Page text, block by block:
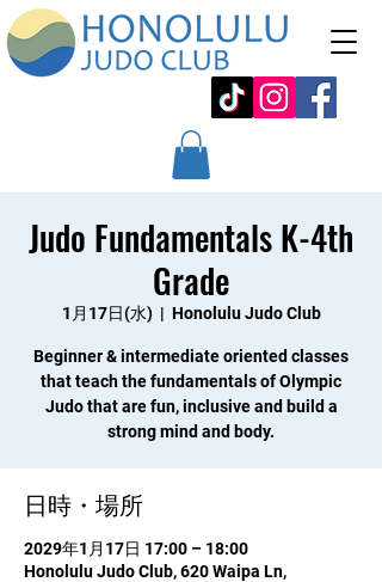
Judo Fundamentals K-4th
Grade
1月17日(水)
  |
Honolulu Judo Club
Beginner & intermediate oriented classes
that teach the fundamentals of Olympic
Judo that are fun, inclusive and build a
strong mind and body.
日時・場所
2029年1月17日 17:00 – 18:00
Honolulu Judo Club, 620 Waipa Ln,